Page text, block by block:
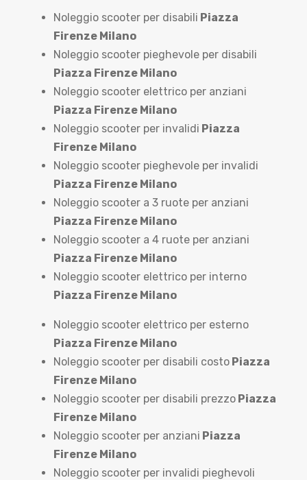
Noleggio scooter per disabili Piazza
Firenze Milano
Noleggio scooter pieghevole per disabili
Piazza Firenze Milano
Noleggio scooter elettrico per anziani
Piazza Firenze Milano
Noleggio scooter per invalidi Piazza
Firenze Milano
Noleggio scooter pieghevole per invalidi
Piazza Firenze Milano
Noleggio scooter a 3 ruote per anziani
Piazza Firenze Milano
Noleggio scooter a 4 ruote per anziani
Piazza Firenze Milano
Noleggio scooter elettrico per interno
Piazza Firenze Milano
Noleggio scooter elettrico per esterno
Piazza Firenze Milano
Noleggio scooter per disabili costo Piazza
Firenze Milano
Noleggio scooter per disabili prezzo Piazza
Firenze Milano
Noleggio scooter per anziani Piazza
Firenze Milano
Noleggio scooter per invalidi pieghevoli